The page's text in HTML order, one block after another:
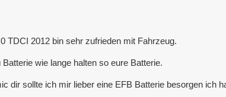
TDCI 2012 bin sehr zufrieden mit Fahrzeug.
wie lange halten so eure Batterie.
dir sollte ich mir lieber eine EFB Batterie besorgen ich